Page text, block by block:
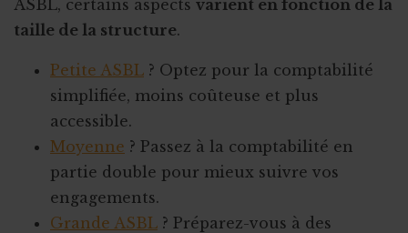
ASBL, certains aspects varient en fonction de la
taille de la structure.
Petite ASBL ? Optez pour la comptabilité
simplifiée, moins coûteuse et plus
accessible.
Moyenne ? Passez à la comptabilité en
partie double pour mieux suivre vos
engagements.
Grande ASBL ? Préparez-vous à des